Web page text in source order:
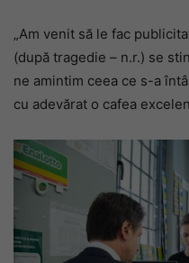
„Am venit să le fac
(după tragedie – n.r.) se
ne amintim ceea ce s-a
cu adevărat o cafea